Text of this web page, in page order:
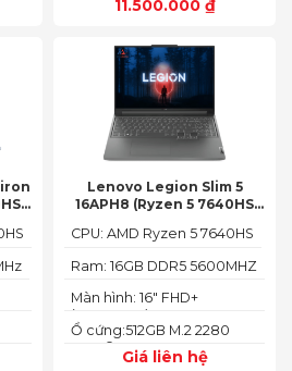
11.500.000 ₫
Lenovo Legion Slim 5
16APH8 (Ryzen 5 7640HS
4060 16″ FHD+ 144Hz)
Giá liên hệ
Ổ cứng:512GB M.2 2280
PCIe® 4.0 x4 SSD
Màn hình: 16" FHD+
(1920x1200) IPS
Ram: 16GB DDR5 5600MHZ
CPU: AMD Ryzen 5 7640HS